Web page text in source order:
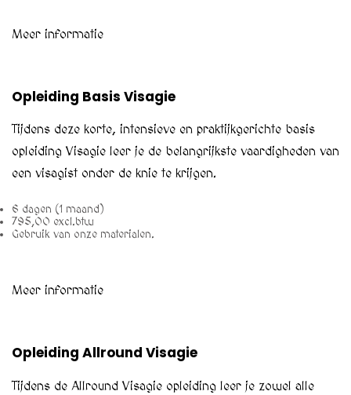
Meer informatie
Opleiding Basis Visagie
Tijdens deze korte, intensieve en praktijkgerichte basis
opleiding Visagie leer je de belangrijkste vaardigheden van
een visagist onder de knie te krijgen.
6 dagen (1 maand)
795,00 excl.btw
Gebruik van onze materialen.
Meer informatie
Opleiding Allround Visagie
Tijdens de Allround Visagie opleiding leer je zowel alle